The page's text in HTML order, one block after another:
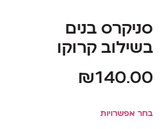
סניקרס בנים
בשילוב קרוקו
₪140.00
בחר אפשרויות